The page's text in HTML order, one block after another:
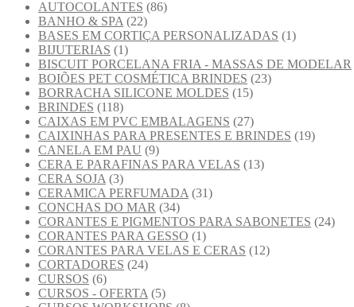
AUTOCOLANTES (86)
BANHO & SPA (22)
BASES EM CORTIÇA PERSONALIZADAS (1)
BIJUTERIAS (1)
BISCUIT PORCELANA FRIA - MASSAS DE MODELAR
BOIÕES PET COSMÉTICA BRINDES (23)
BORRACHA SILICONE MOLDES (15)
BRINDES (118)
CAIXAS EM PVC EMBALAGENS (27)
CAIXINHAS PARA PRESENTES E BRINDES (19)
CANELA EM PAU (9)
CERA E PARAFINAS PARA VELAS (13)
CERA SOJA (3)
CERAMICA PERFUMADA (31)
CONCHAS DO MAR (34)
CORANTES E PIGMENTOS PARA SABONETES (24)
CORANTES PARA GESSO (1)
CORANTES PARA VELAS E CERAS (12)
CORTADORES (24)
CURSOS (6)
CURSOS - OFERTA (5)